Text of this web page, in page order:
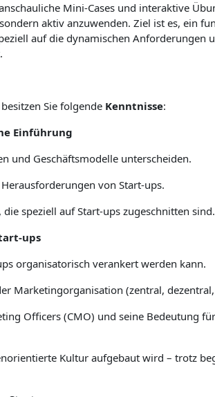
Mini-Cases und interaktive
aktiv anzuwenden. Ziel ist es, ein
auf die dynamischen Anforderungen
besitzen Sie folgende Kenntnisse:
Einführung
und Geschäftsmodelle unterscheiden.
von Start-ups.
speziell auf Start-ups zugeschnitten sind.
ups
organisatorisch verankert werden kann.
Marketingorganisation (zentral,
Officers (CMO) und seine Bedeutung
Kultur aufgebaut wird – trotz